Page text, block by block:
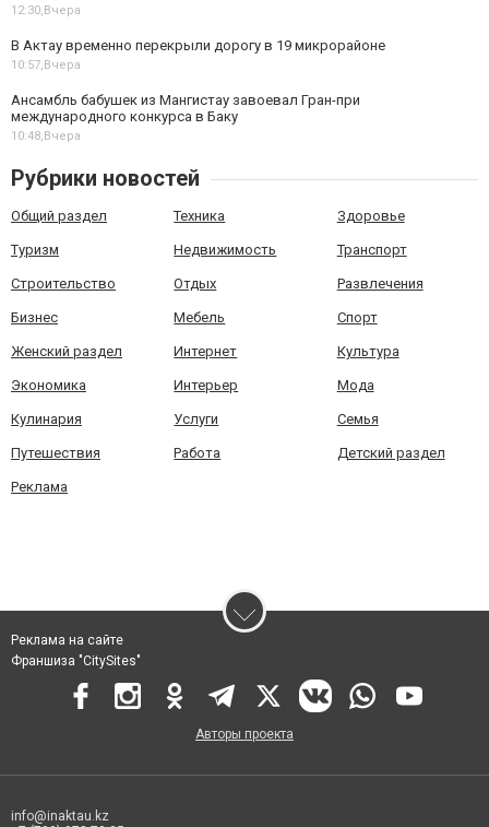
12:30,Вчера
В Актау временно перекрыли дорогу в 19 микрорайоне
10:57,Вчера
Ансамбль бабушек из Мангистау завоевал Гран-при
международного конкурса в Баку
10:48,Вчера
Рубрики новостей
Общий раздел Техника Здоровье
Туризм Недвижимость Транспорт
Строительство Отдых Развлечения
Бизнес Мебель Спорт
Женский раздел Интернет Культура
Экономика Интерьер Мода
Кулинария Услуги Семья
Путешествия Работа Детский раздел
Реклама
Реклама на сайте
Франшиза "CitySites"
Авторы проекта
info@inaktau.kz